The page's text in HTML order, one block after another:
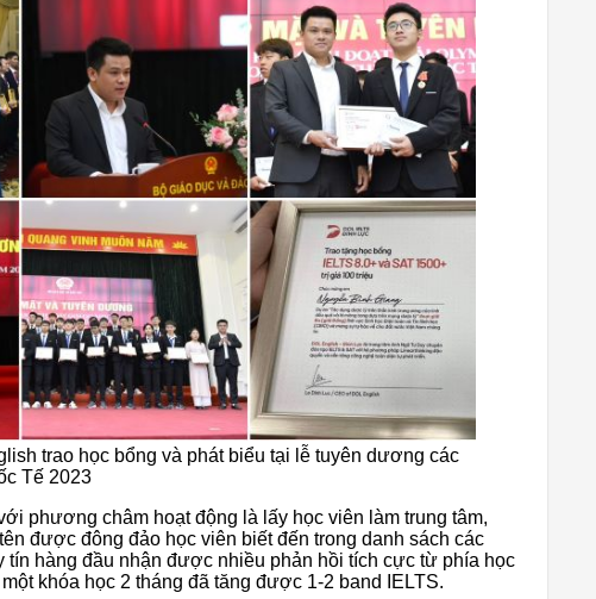
trao học bổng và phát biểu tại lễ tuyên dương các
Tế 2023
phương châm hoạt động là lấy học viên làm trung tâm,
được đông đảo học viên biết đến trong danh sách các
tín hàng đầu nhận được nhiều phản hồi tích cực từ phía học
khóa học 2 tháng đã tăng được 1-2 band IELTS.